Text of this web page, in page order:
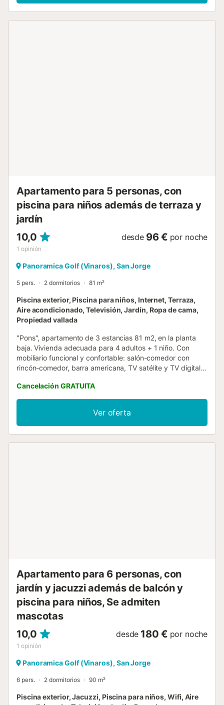
—, pistas de tenis, pádel, fútbol y baloncesto, mesas de
Apartamento para 5 personas, con
piscina para niños además de terraza y
jardín
10,0
1 opinión
desde 96 € por noche
Panoramica Golf (Vinaros), San Jorge
5 pers. 2 dormitorios 81 m²
Piscina exterior, Piscina para niños, Internet, Terraza,
Aire acondicionado, Televisión, Jardín, Ropa de cama,
Propiedad vallada
"Pons", apartamento de 3 estancias 81 m2, en la planta
baja. Vivienda adecuada para 4 adultos + 1 niño. Con
mobiliario funcional y confortable: salón-comedor con
rincón-comedor, barra americana, TV satélite y TV digital
caliente. Salida a la terraza. 1 dorm. con 1 cama de
matrimonio (1 x 180 cm, 190 cm de longitud), baño/WC,
aire acondicionado y bomba de calor, caliente. Salida a la
terraza. 1 dorm. con 1 x 1 literas (90 cm, 190 cm de
longitud), 1 cama de matrimonio (1 x 140 cm, 190 cm de
Cancelación GRATUITA
Ver oferta
Apartamento para 6 personas, con
jardín y jacuzzi además de balcón y
piscina para niños, Se admiten
mascotas
10,0
1 opinión
desde 180 € por noche
Panoramica Golf (Vinaros), San Jorge
6 pers. 2 dormitorios 90 m²
Piscina exterior, Jacuzzi, Piscina para niños, Wifi, Aire